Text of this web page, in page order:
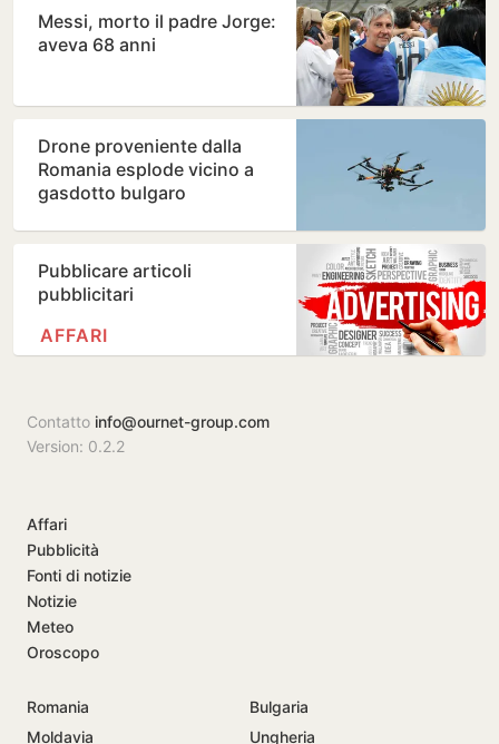
Messi, morto il padre Jorge:
aveva 68 anni
Drone proveniente dalla
Romania esplode vicino a
gasdotto bulgaro
Pubblicare articoli
pubblicitari
AFFARI
Contatto info@ournet-group.com
Version: 0.2.2
Affari
Pubblicità
Fonti di notizie
Notizie
Meteo
Oroscopo
Romania
Bulgaria
Moldavia
Ungheria